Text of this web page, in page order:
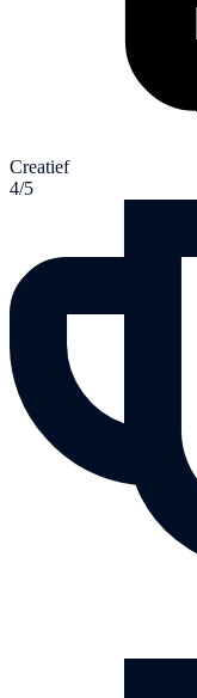
Creatief
4/5